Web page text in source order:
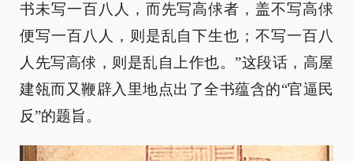
书未写一百八人，而先写高俅者，盖不写高俅
便写一百八人，则是乱自下生也；不写一百八
人先写高俅，则是乱自上作也。”这段话，高屋
建瓴而又鞭辟入里地点出了全书蕴含的“官逼民
反”的题旨。